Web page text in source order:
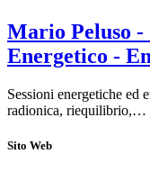
Mario Peluso
Energetico -
Sessioni energetiche ed
radionica, riequilibrio,…
Sito Web